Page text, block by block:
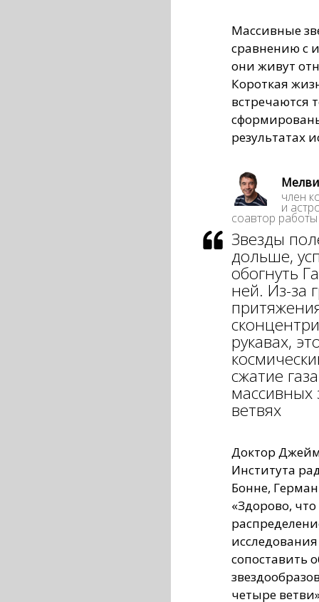
Массивные
сравнению с
они живут
Короткая
встречаются
результатах
член
и
соавтор работы
Звезды
дольше,
обогнуть
ней. Из-за
рукавах,
сжатие
массивных
ветвях
Доктор
Института
Бонне,
«Здорово,
сопоставить
четыре